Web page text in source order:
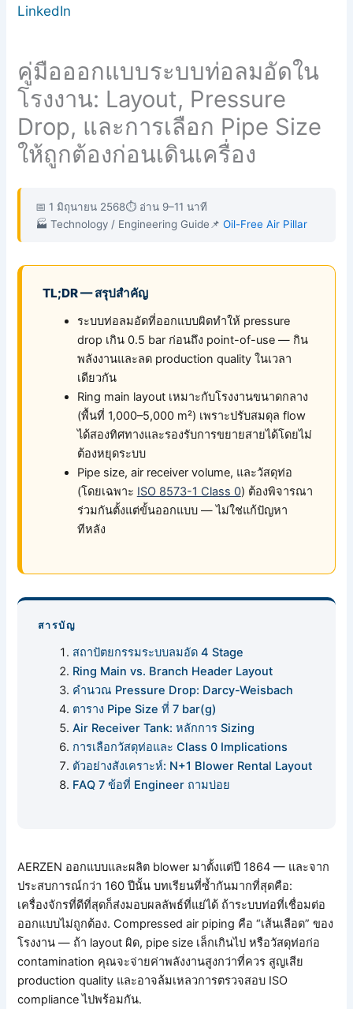
LinkedIn
คู่มือออกแบบระบบท่อลมอัดใน
โรงงาน: Layout, Pressure
Drop, และการเลือก Pipe Size
ให้ถูกต้องก่อนเดินเครื่อง
📅 1 มิถุนายน 2568⏱ อ่าน 9–11 นาที
🏭 Technology / Engineering Guide 📌 Oil-Free Air Pillar
TL;DR — สรุปสำคัญ
ระบบท่อลมอัดที่ออกแบบผิดทำให้ pressure
drop เกิน 0.5 bar ก่อนถึง point-of-use — กิน
พลังงานและลด production quality ในเวลา
เดียวกัน
Ring main layout เหมาะกับโรงงานขนาดกลาง
(พื้นที่ 1,000–5,000 m²) เพราะปรับสมดุล flow
ได้สองทิศทางและรองรับการขยายสายได้โดยไม่
ต้องหยุดระบบ
Pipe size, air receiver volume, และวัสดุท่อ
(โดยเฉพาะ ISO 8573-1 Class 0) ต้องพิจารณา
ร่วมกันตั้งแต่ขั้นออกแบบ — ไม่ใช่แก้ปัญหา
ทีหลัง
สารบัญ
สถาปัตยกรรมระบบลมอัด 4 Stage
Ring Main vs. Branch Header Layout
คำนวณ Pressure Drop: Darcy-Weisbach
ตาราง Pipe Size ที่ 7 bar(g)
Air Receiver Tank: หลักการ Sizing
การเลือกวัสดุท่อและ Class 0 Implications
ตัวอย่างสังเคราะห์: N+1 Blower Rental Layout
FAQ 7 ข้อที่ Engineer ถามบ่อย
AERZEN ออกแบบและผลิต blower มาตั้งแต่ปี 1864 — และจาก
ประสบการณ์กว่า 160 ปีนั้น บทเรียนที่ซ้ำกันมากที่สุดคือ:
เครื่องจักรที่ดีที่สุดก็ส่งมอบผลลัพธ์ที่แย่ได้ ถ้าระบบท่อที่เชื่อมต่อ
ออกแบบไม่ถูกต้อง. Compressed air piping คือ “เส้นเลือด” ของ
โรงงาน — ถ้า layout ผิด, pipe size เล็กเกินไป หรือวัสดุท่อก่อ
contamination คุณจะจ่ายค่าพลังงานสูงกว่าที่ควร สูญเสีย
production quality และอาจล้มเหลวการตรวจสอบ ISO
compliance ไปพร้อมกัน.